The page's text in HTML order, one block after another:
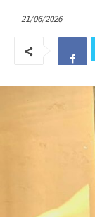
21/06/2026